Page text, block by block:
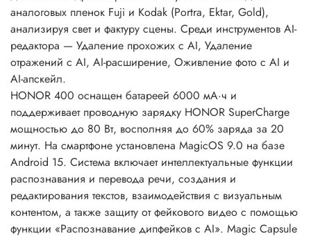
аналоговых пленок Fuji и Kodak (Portra, Ektar, Gold),
анализируя свет и фактуру сцены. Среди инструментов AI-
редактора — Удаление прохожих с AI, Удаление
отражений с AI, AI-расширение, Оживление фото с AI и
AI-апскейл.
HONOR 400 оснащен батареей 6000 мА·ч и
поддерживает проводную зарядку HONOR SuperCharge
мощностью до 80 Вт, восполняя до 60% заряда за 20
минут. На смартфоне установлена MagicOS 9.0 на базе
Android 15. Система включает интеллектуальные функции
распознавания и перевода речи, создания и
редактирования текстов, взаимодействия с визуальным
контентом, а также защиту от фейкового видео с помощью
функции «Распознавание дипфейков с AI». Magic Capsule